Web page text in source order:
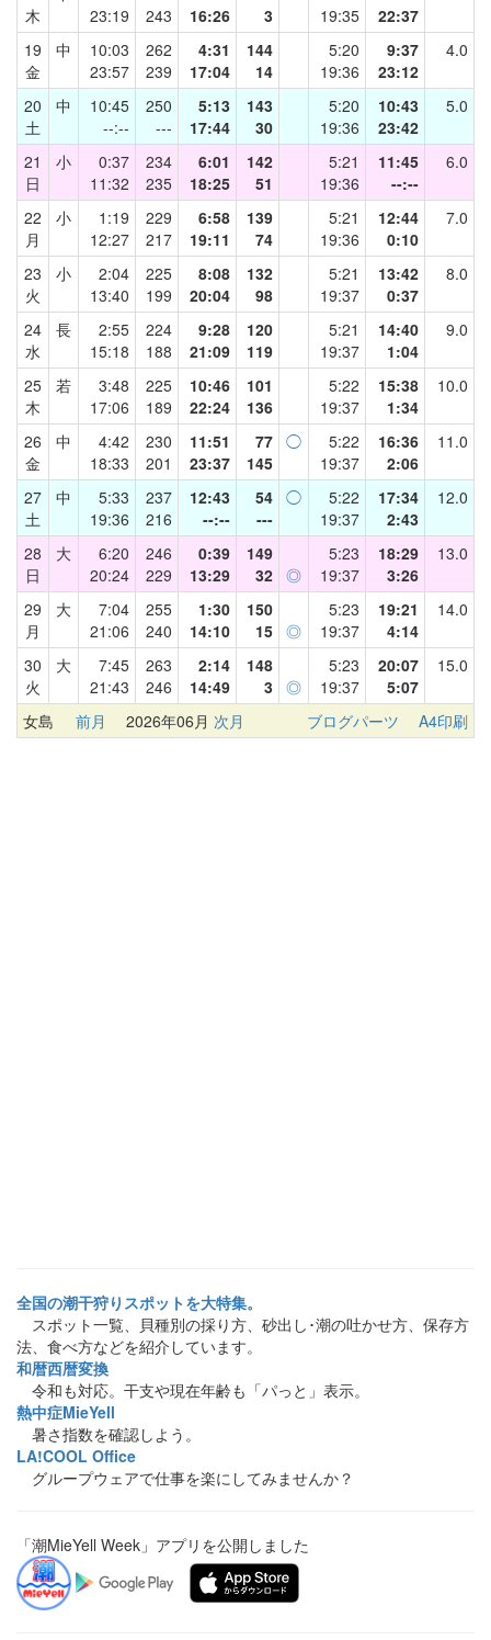
木
23:19
243
16:26
3
19:35
22:37
19
金
中
10:03
23:57
262
239
4:31
17:04
144
14
5:20
19:36
9:37
23:12
4.0
20
土
中
10:45
--:--
250
---
5:13
17:44
143
30
5:20
19:36
10:43
23:42
5.0
21
日
小
0:37
11:32
234
235
6:01
18:25
142
51
5:21
19:36
11:45
--:--
6.0
22
月
小
1:19
12:27
229
217
6:58
19:11
139
74
5:21
19:36
12:44
0:10
7.0
23
火
小
2:04
13:40
225
199
8:08
20:04
132
98
5:21
19:37
13:42
0:37
8.0
24
水
長
2:55
15:18
224
188
9:28
21:09
120
119
5:21
19:37
14:40
1:04
9.0
25
木
若
3:48
17:06
225
189
10:46
22:24
101
136
5:22
19:37
15:38
1:34
10.0
26
金
中
4:42
18:33
230
201
11:51
23:37
77
145
◯
5:22
19:37
16:36
2:06
11.0
27
土
中
5:33
19:36
237
216
12:43
--:--
54
---
◯
5:22
19:37
17:34
2:43
12.0
28
日
大
6:20
20:24
246
229
0:39
13:29
149
32 ◎
5:23
19:37
18:29
3:26
13.0
29
月
大
7:04
21:06
255
240
1:30
14:10
150
15 ◎
5:23
19:37
19:21
4:14
14.0
30
火
大
7:45
21:43
263
246
2:14
14:49
148
3 ◎
5:23
19:37
20:07
5:07
15.0
女島 前月 2026年06月 次月 ブログパーツ A4印刷
全国の潮干狩りスポットを大特集。
スポット一覧、貝種別の採り方、砂出し･潮の吐かせ方、保存方
法、食べ方などを紹介しています。
和暦西暦変換
令和も対応。干支や現在年齢も「パっと」表示。
熱中症MieYell
暑さ指数を確認しよう。
LA!COOL Office
グループウェアで仕事を楽にしてみませんか？
「潮MieYell Week」アプリを公開しました